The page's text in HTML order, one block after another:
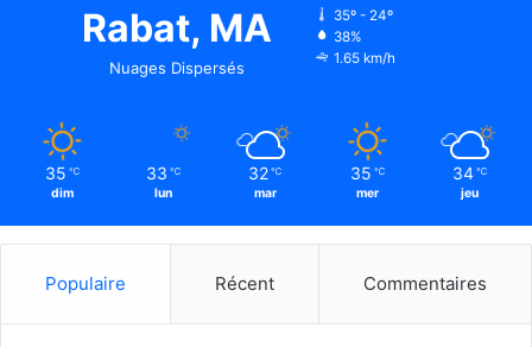
Rabat, MA
Nuages Dispersés
35º - 24º
38%
1.65 km/h
35 ℃
dim
33 ℃
lun
32 ℃
mar
35 ℃
mer
34 ℃
jeu
Populaire Récent Commentaires